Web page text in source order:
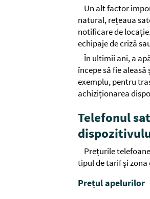
Un alt factor
natural, rețeaua
notificare de
echipaje de criză
În ultimii ani, a
începe să fie
exemplu, pentru
achiziționarea
Telefonul
Prețurile
tipul de tarif și
Prețul apelurilor